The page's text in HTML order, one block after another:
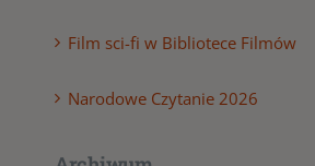
Film sci-fi w Bibliotece Filmów
Narodowe Czytanie 2026